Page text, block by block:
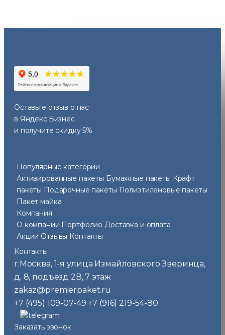
Оставьте отзыв о нас
в Яндекс.Бизнес
и получите скидку 5%
Популярные категории
Активированные пакеты Бумажные пакеты Крафт
пакеты Подарочные пакеты Полиэтиленовые пакеты
Пакет майка
Компания
О компании Портфолио Доставка и оплата
Акции Отзывы Контакты
Контакты
г.Москва, 1-я улица Измайловского Зверинца,
д. 8, подъезд 2В, 7 этаж
zakaz@premierpaket.ru
+7 (495) 109-07-49 +7 (916) 219-54-80
Заказать звонок